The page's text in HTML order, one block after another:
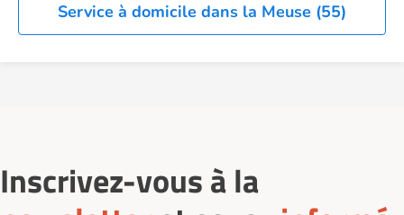
Service à domicile dans la Meuse (55)
Inscrivez-vous à la